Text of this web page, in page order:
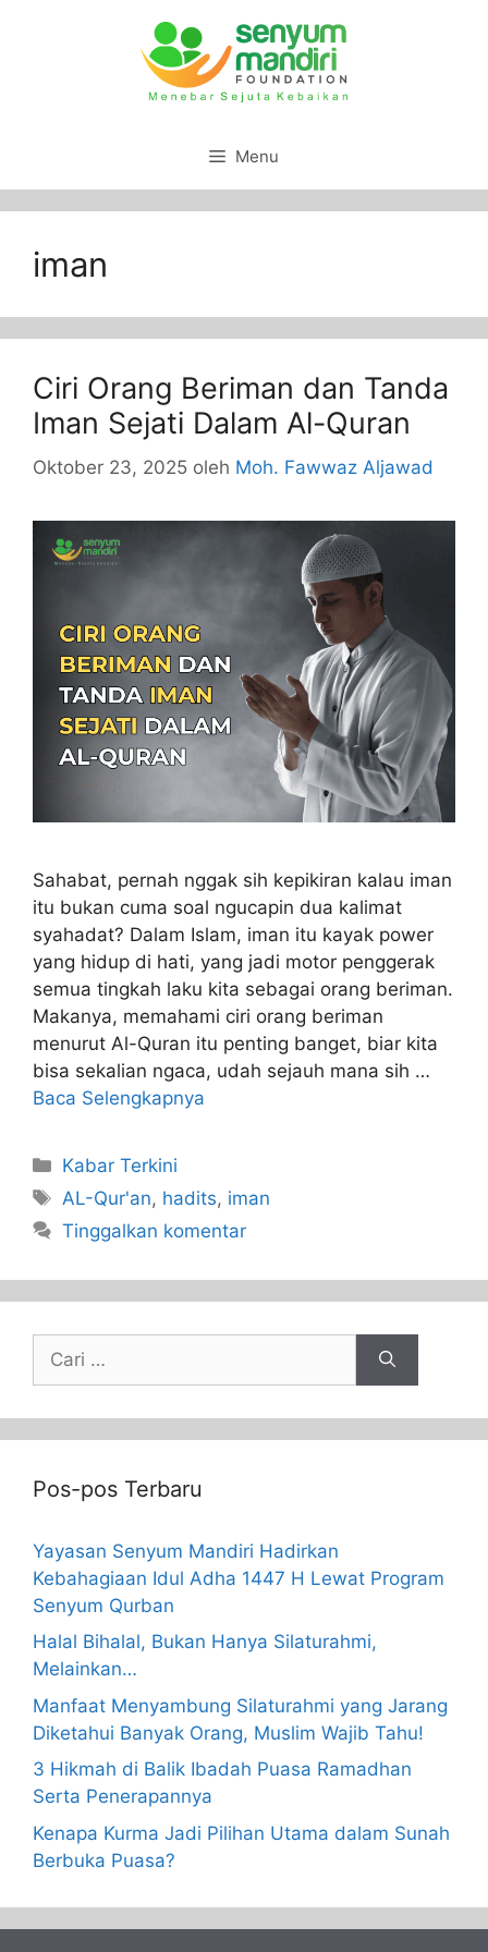
Menu
iman
Ciri Orang Beriman dan Tanda
Iman Sejati Dalam Al-Quran
Oktober 23, 2025 oleh Moh. Fawwaz Aljawad
Sahabat, pernah nggak sih kepikiran kalau iman
itu bukan cuma soal ngucapin dua kalimat
syahadat? Dalam Islam, iman itu kayak power
yang hidup di hati, yang jadi motor penggerak
semua tingkah laku kita sebagai orang beriman.
Makanya, memahami ciri orang beriman
menurut Al-Quran itu penting banget, biar kita
bisa sekalian ngaca, udah sejauh mana sih …
Baca Selengkapnya
Kabar Terkini
AL-Qur'an, hadits, iman
Tinggalkan komentar
Pos-pos Terbaru
Yayasan Senyum Mandiri Hadirkan
Kebahagiaan Idul Adha 1447 H Lewat Program
Senyum Qurban
Halal Bihalal, Bukan Hanya Silaturahmi,
Melainkan…
Manfaat Menyambung Silaturahmi yang Jarang
Diketahui Banyak Orang, Muslim Wajib Tahu!
3 Hikmah di Balik Ibadah Puasa Ramadhan
Serta Penerapannya
Kenapa Kurma Jadi Pilihan Utama dalam Sunah
Berbuka Puasa?